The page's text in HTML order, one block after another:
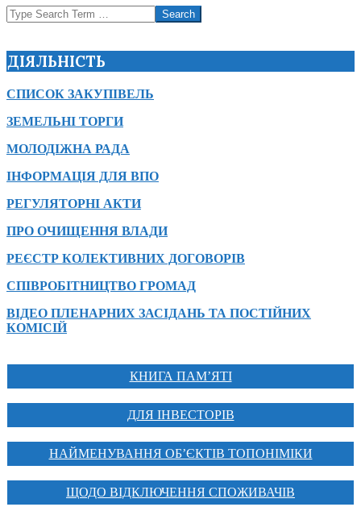
Search
ДІЯЛЬНІСТЬ
СПИСОК ЗАКУПІВЕЛЬ
ЗЕМЕЛЬНІ ТОРГИ
МОЛОДІЖНА РАДА
ІНФОРМАЦІЯ ДЛЯ ВПО
РЕГУЛЯТОРНІ АКТИ
ПРО ОЧИЩЕННЯ ВЛАДИ
РЕЄСТР КОЛЕКТИВНИХ ДОГОВОРІВ
СПІВРОБІТНИЦТВО ГРОМАД
ВІДЕО ПЛЕНАРНИХ ЗАСІДАНЬ ТА ПОСТІЙНИХ
КОМІСІЙ
КНИГА ПАМ’ЯТІ
ДЛЯ ІНВЕСТОРІВ
НАЙМЕНУВАННЯ ОБ’ЄКТІВ ТОПОНІМІКИ
ЩОДО ВІДКЛЮЧЕННЯ СПОЖИВАЧІВ